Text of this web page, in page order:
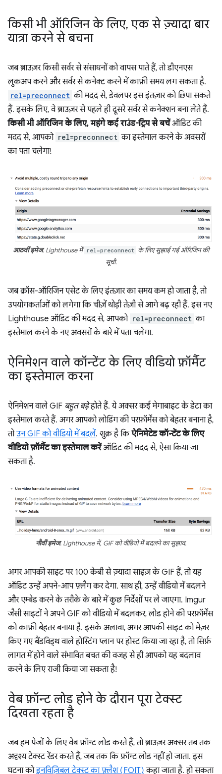
किसी भी ऑरिजिन के लिए, एक से ज़्यादा बार
यात्रा करने से बचना
जब ब्राउज़र किसी सर्वर से संसाधनों को वापस पाते हैं, तो डीएनएस
लुकअप करने और सर्वर से कनेक्ट करने में काफ़ी समय लग सकता है.
rel=preconnect की मदद से, डेवलपर इस इंतज़ार को छिपा सकते
हैं. इसके लिए, वे ब्राउज़र से पहले ही दूसरे सर्वर से कनेक्शन बना लेते हैं.
किसी भी ऑरिजिन के लिए, महंगे कई राउंड-ट्रिप से बचेंऑडिट की
मदद से, आपको rel=preconnect का इस्तेमाल करने के अवसरों
का पता चलेगा!
आठवीं इमेज. Lighthouse में rel=preconnect के लिए सुझाई गई ऑरिजिन की
सूची.
जब क्रॉस-ऑरिजिन एसेट के लिए इंतज़ार का समय कम हो जाता है, तो
उपयोगकर्ताओं को लगेगा कि चीज़ें थोड़ी तेज़ी से आगे बढ़ रही हैं. इस नए
Lighthouse ऑडिट की मदद से, आपको rel=preconnect का
इस्तेमाल करने के नए अवसरों के बारे में पता चलेगा.
ऐनिमेशन वाले कॉन्टेंट के लिए वीडियो फ़ॉर्मैट
का इस्तेमाल करना
ऐनिमेशन वाले GIF बहुत बड़ेहोते हैं. ये अक्सर कई मेगाबाइट के डेटा का
इस्तेमाल करते हैं. अगर आपको लोडिंग की परफ़ॉर्मेंस को बेहतर बनाना है,
तोउन GIF को वीडियो में बदलें. शुक्र है किऐनिमेटेड कॉन्टेंट के लिए
वीडियो फ़ॉर्मैट का इस्तेमाल करेंऑडिट की मदद से, ऐसा किया जा
सकता है.
नौवीं इमेज. Lighthouse में, GIF को वीडियो में बदलने का सुझाव.
अगर आपकी साइट पर 100 केबी से ज़्यादा साइज़ के GIF हैं, तो यह
ऑडिट उन्हें अपने-आप फ़्लैग कर देगा. साथ ही, उन्हें वीडियो में बदलने
और एम्बेड करने के तरीके के बारे में कुछ निर्देशों पर ले जाएगा. Imgur
जैसी साइटों ने अपने GIF को वीडियो में बदलकर, लोड होने की परफ़ॉर्मेंस
को काफ़ी बेहतर बनाया है. इसके अलावा, अगर आपकी साइट को मेज़र
किए गए बैंडविड्थ वाले होस्टिंग प्लान पर होस्ट किया जा रहा है, तो सिर्फ़
लागत में होने वाले संभावित बचत की वजह से ही आपको यह बदलाव
करने के लिए राजी किया जा सकता है!
वेब फ़ॉन्ट लोड होने के दौरान पूरा टेक्स्ट
दिखता रहता है
जब हम पेजों के लिए वेब फ़ॉन्ट लोड करते हैं, तो ब्राउज़र अक्सर तब तक
अदृश्य टेक्स्ट रेंडर करते हैं, जब तक कि फ़ॉन्ट लोड नहीं हो जाता. इस
घटना कोइनविज़िबल टेक्स्ट का फ़्लैश (FOIT) कहा जाता है. हो सकता